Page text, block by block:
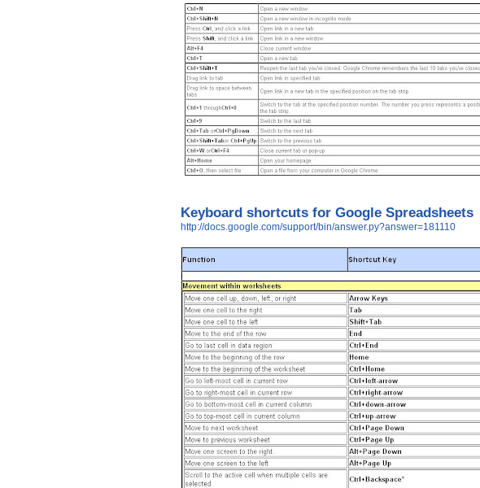
Keyboard shortcuts for Google Spreadsheets
http://docs.google.com/support/bin/answer.py?answer=181110